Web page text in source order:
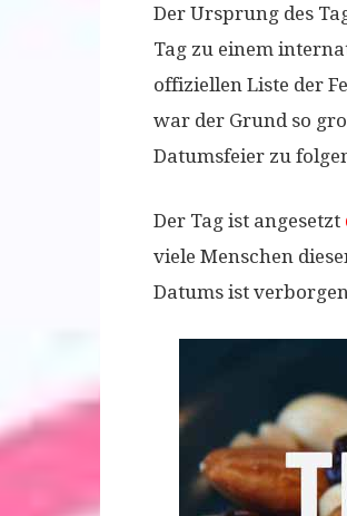
Der Ursprung des
Tag zu einem
offiziellen Liste der
war der Grund so
Datumsfeier zu
Der Tag ist angesetzt
viele Menschen
Datums ist